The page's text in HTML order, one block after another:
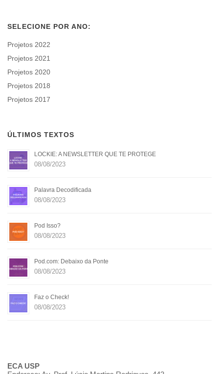
SELECIONE POR ANO:
Projetos 2022
Projetos 2021
Projetos 2020
Projetos 2018
Projetos 2017
ÚLTIMOS TEXTOS
LOCKIE: A NEWSLETTER QUE TE PROTEGE
08/08/2023
Palavra Decodificada
08/08/2023
Pod Isso?
08/08/2023
Pod.com: Debaixo da Ponte
08/08/2023
Faz o Check!
08/08/2023
ECA USP